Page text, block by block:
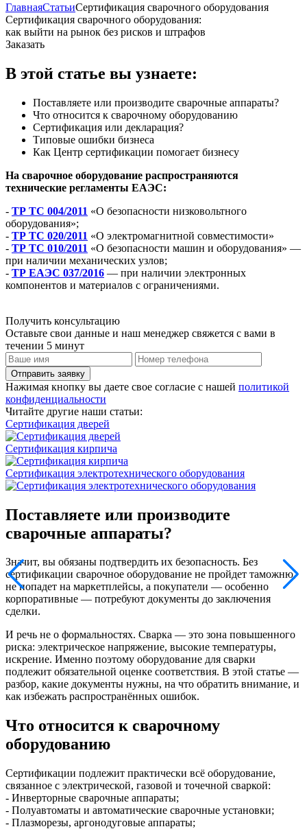
ГлавнаяСтатьиСертификация сварочного оборудования
Сертификация сварочного оборудования:
как выйти на рынок без рисков и штрафов
Заказать
В этой статье вы узнаете:
Поставляете или производите сварочные аппараты?
Что относится к сварочному оборудованию
Сертификация или декларация?
Типовые ошибки бизнеса
Как Центр сертификации помогает бизнесу
На сварочное оборудование распространяются
технические регламенты ЕАЭС:
- ТР ТС 004/2011 «О безопасности низковольтного
оборудования»;
- ТР ТС 020/2011 «О электромагнитной совместимости»
- ТР ТС 010/2011 «О безопасности машин и оборудования» —
при наличии механических узлов;
- ТР ЕАЭС 037/2016 — при наличии электронных
компонентов и материалов с ограничениями.
Получить консультацию
Оставьте свои данные и наш менеджер свяжется с вами в
течении 5 минут
Отправить заявку
Нажимая кнопку вы даете свое согласие с нашей политикой
конфиденциальности
Читайте другие наши статьи:
Сертификация дверей
Сертификация кирпича
Сертификация электротехнического оборудования
Поставляете или производите
сварочные аппараты?
Значит, вы обязаны подтвердить их безопасность. Без
сертификации сварочное оборудование не пройдет таможню,
не попадет на маркетплейсы, а покупатели — особенно
корпоративные — потребуют документы до заключения
сделки.
И речь не о формальностях. Сварка — это зона повышенного
риска: электрическое напряжение, высокие температуры,
искрение. Именно поэтому оборудование для сварки
подлежит обязательной оценке соответствия. В этой статье —
разбор, какие документы нужны, на что обратить внимание, и
как избежать распространённых ошибок.
Что относится к сварочному
оборудованию
Сертификации подлежит практически всё оборудование,
связанное с электрической, газовой и точечной сваркой:
- Инверторные сварочные аппараты;
- Полуавтоматы и автоматические сварочные установки;
- Плазморезы, аргонодуговые аппараты;